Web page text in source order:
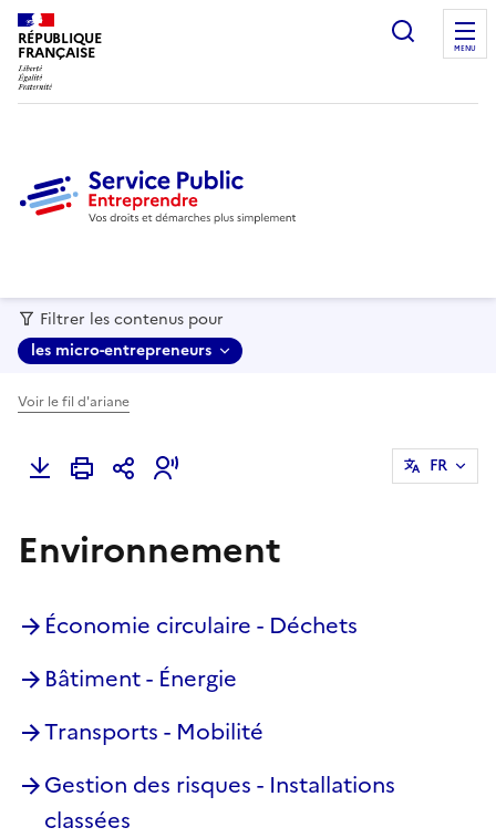
RÉPUBLIQUE
FRANÇAISE MENU
Filtrer les contenus pour
les micro-entrepreneurs
Voir le fil d'ariane
FR
Environnement
Économie circulaire - Déchets
Bâtiment - Énergie
Transports - Mobilité
Gestion des risques - Installations
classées